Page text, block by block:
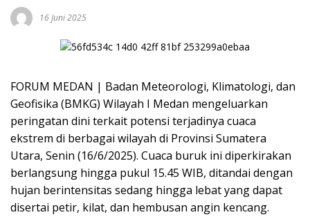
16 Juni 2025
FORUM MEDAN | Badan Meteorologi, Klimatologi, dan
Geofisika (BMKG) Wilayah I Medan mengeluarkan
peringatan dini terkait potensi terjadinya cuaca
ekstrem di berbagai wilayah di Provinsi Sumatera
Utara, Senin (16/6/2025). Cuaca buruk ini diperkirakan
berlangsung hingga pukul 15.45 WIB, ditandai dengan
hujan berintensitas sedang hingga lebat yang dapat
disertai petir, kilat, dan hembusan angin kencang.